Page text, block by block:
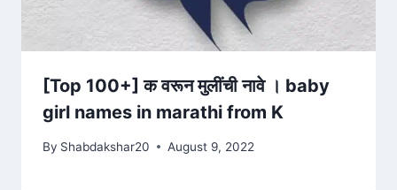
[Top 100+] क वरून मुलींची नावे । baby
girl names in marathi from K
By Shabdakshar20 August 9, 2022